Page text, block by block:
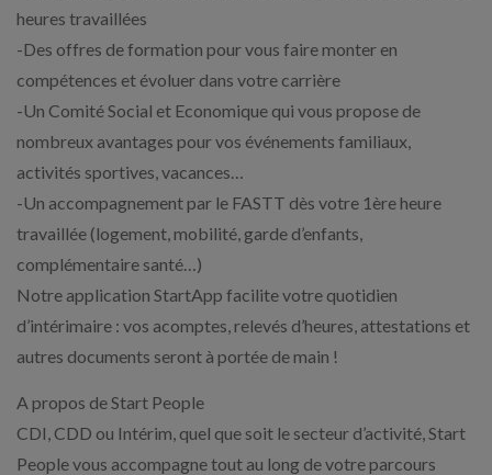
heures travaillées
-Des offres de formation pour vous faire monter en
compétences et évoluer dans votre carrière
-Un Comité Social et Economique qui vous propose de
nombreux avantages pour vos événements familiaux,
activités sportives, vacances…
-Un accompagnement par le FASTT dès votre 1ère heure
travaillée (logement, mobilité, garde d’enfants,
complémentaire santé…)
Notre application StartApp facilite votre quotidien
d’intérimaire : vos acomptes, relevés d’heures, attestations et
autres documents seront à portée de main !
A propos de Start People
CDI, CDD ou Intérim, quel que soit le secteur d’activité, Start
People vous accompagne tout au long de votre parcours